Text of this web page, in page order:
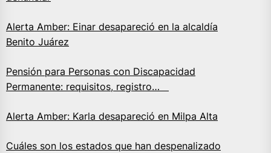
Alerta Amber: Einar desapareció en la alcaldía
Benito Juárez
Pensión para Personas con Discapacidad
Permanente: requisitos, registro…
Alerta Amber: Karla desapareció en Milpa Alta
Cuáles son los estados que han despenalizado